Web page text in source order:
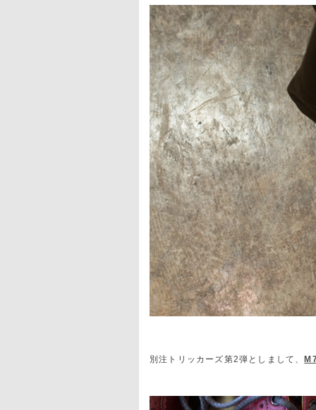
別注トリッカーズ第2弾としまして、